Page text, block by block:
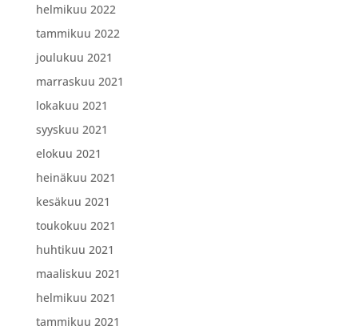
helmikuu 2022
tammikuu 2022
joulukuu 2021
marraskuu 2021
lokakuu 2021
syyskuu 2021
elokuu 2021
heinäkuu 2021
kesäkuu 2021
toukokuu 2021
huhtikuu 2021
maaliskuu 2021
helmikuu 2021
tammikuu 2021